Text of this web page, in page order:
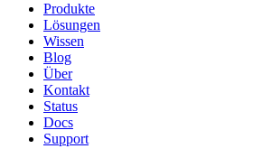
Produkte
Lösungen
Wissen
Blog
Über
Kontakt
Status
Docs
Support